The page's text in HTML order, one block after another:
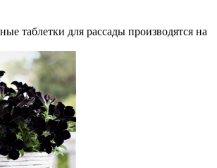
таблетки для рассады производятся на